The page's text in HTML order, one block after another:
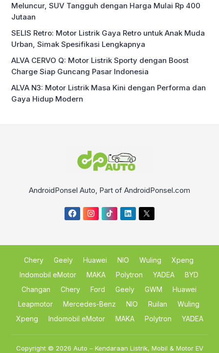
Meluncur, SUV Tangguh dengan Harga Mulai Rp 400
Jutaan
SELIS Retro: Motor Listrik Gaya Retro untuk Anak Muda
Urban, Simak Spesifikasi Lengkapnya
ALVA CERVO Q: Motor Listrik Sporty dengan Boost
Charge Siap Guncang Pasar Indonesia
ALVA N3: Motor Listrik Masa Kini dengan Performa dan
Gaya Hidup Modern
AndroidPonsel Auto, Part of AndroidPonsel.com
Chery Geely Huawei NIO Wuling
Xpeng
Indomobil eMotor
MAKA Polytron YADEA
BYD
Changan
Chery Ford Geely GWM
Huawei
Leapmotor
Mercedes-Benz NIO Ruilan
Wuling
Xpeng
Indomobil eMotor MAKA Polytron YADEA
Copyright © 2026 Auto – Kendaraan Listrik, Mobil & Motor EV